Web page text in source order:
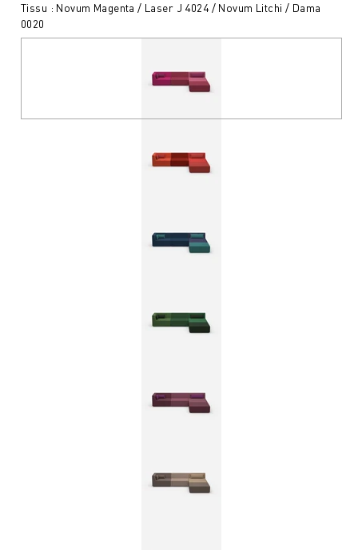
Tissu : Novum Magenta / Laser J 4024 / Novum Litchi / Dama
0020